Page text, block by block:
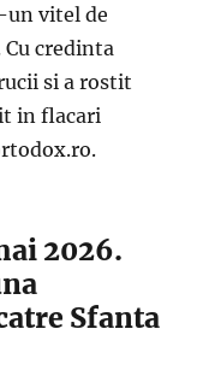
vitel de
credinta
si a rostit
in flacari
2026.
Sfanta